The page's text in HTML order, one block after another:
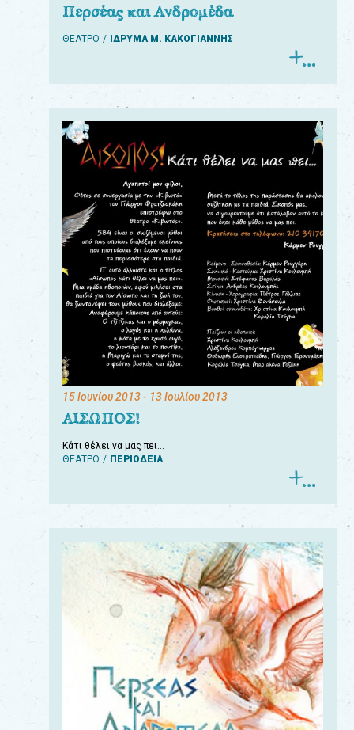
Περσέας και Ανδρομέδα
ΘΕΑΤΡΟ ΙΔΡΥΜΑ Μ. ΚΑΚΟΓΙΑΝΝΗΣ
15 Ιουνίου 2013- 13 Ιουλίου 2013
ΑΙΣΩΠΟΣ!
Κάτι θέλει να μας πει…
ΘΕΑΤΡΟ
ΠΕΡΙΟΔΕΙΑ